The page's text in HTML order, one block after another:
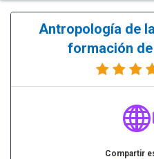
Antropología de
formación
Compartir